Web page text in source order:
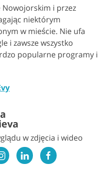
i przez
niektórym
w mieście. Nie ufa
i zawsze wszystko
popularne programy i
w zdjęcia i wideo